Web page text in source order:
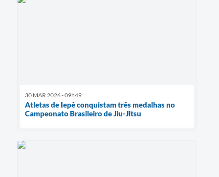
30 MAR 2026 - 09h49
Atletas de Iepê conquistam três medalhas no
Campeonato Brasileiro de Jiu-Jitsu